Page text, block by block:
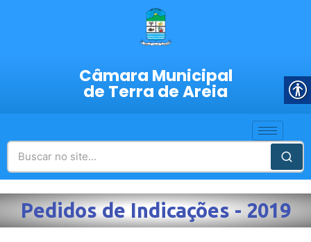
Câmara Municipal
de Terra de Areia
Pedidos de Indicações - 2019